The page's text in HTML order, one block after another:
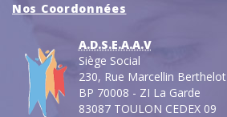
Nos Coordonnées
A.D.S.E.A.A.V
Siège Social
230, Rue Marcellin Berthelot
BP 70008 - ZI La Garde
83087 TOULON CEDEX 09